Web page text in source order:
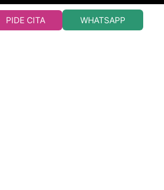
PIDE CITA WHATSAPP